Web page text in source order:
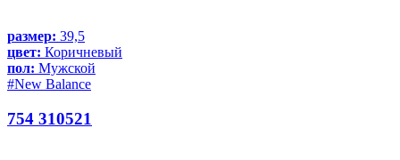
размер: 39,5
цвет: Коричневый
пол: Мужской
#New Balance
754 310521